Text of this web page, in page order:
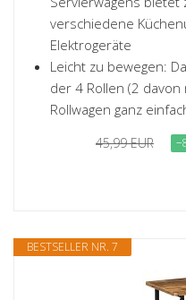
verschiedene
Elektrogeräte
Leicht zu bewegen:
der 4 Rollen (2
Rollwagen ganz
45,99 EUR
BESTSELLER NR. 7